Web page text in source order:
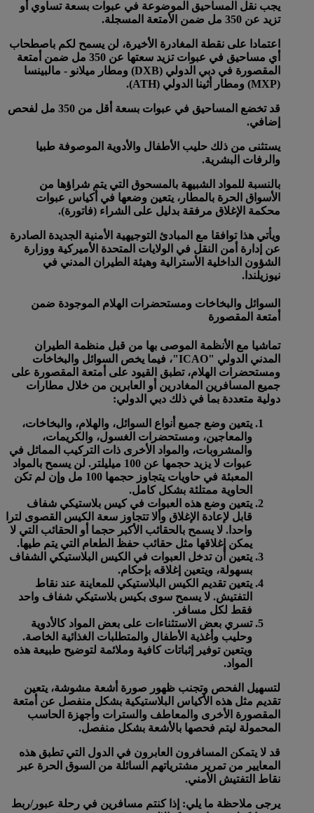
يجب نقل المساحيق الموضوعة في عبوات بسعة تساوي أو
تزيد عن 350 مل ضمن الأمتعة المسجلة.
اعتمادا على نقطة المغادرة الأخيرة، لن يسمح لكم باصطحاب
أي مساحيق في عبوات تزيد سعتها عن 350 مل ضمن أمتعة
المقصورة في دبي الدولي (DXB) ومطار ميلانو - مالبينسا
(MXP) ومطار أثينا الدولي (ATH).
قد تخضع المساحيق في عبوات بسعة أقل من 350 مل لفحص
إضافي.
يستثنى من ذلك حليب الأطفال والأدوية الموصوفة طبيا
والرفات البشرية.
بالنسبة للمواد الشبيهة بالمسحوق التي يتم شراؤها من
الأسواق الحرة بالمطار، يتعين وضعها في أكياس عبوات
محكمة الإغلاق مرفقة بدليل على الشراء (فاتورة).
ويأتي هذا توافقا مع المبادئ التوجيهية الأمنية الجديدة الصادرة
عن إدارة أمن النقل في الولايات المتحدة الأميركية ووزارة
الشؤون الداخلية الأسترالية وهيئة الطيران المدني في
نيوزيلندا.
السوائل والبخاخات ومستحضرات الهلام الموجودة ضمن
أمتعة المقصورة
تماشيا مع الأنظمة الموصى بها من قبل منظمة الطيران
المدني الدولي "ICAO"، فيما يخص السوائل والبخاخات
ومستحضرات الهلام، تطبق القيود على أمتعة المقصورة على
جميع المسافرين المغادرين أو العابرين من خلال مطارات
دولية متعددة بما في ذلك دبي الدولي:
يتعين وضع جميع أنواع السوائل، والهلام، والبخاخات،
والمعاجين، ومستحضرات الغسول، والكريمات،
والمشروبات، والمواد الأخرى ذات التركيب المماثل في
عبوات لا يزيد حجمها عن 100 ميليلتر
. لن يسمح بالمواد
المعبئة في حاويات يتجاوز حجمها 100 مل وإن لم تكن
الحاوية ممتلئة بشكل كامل.
يتعين وضع هذه العبوات في كيس بلاستيكي شفاف
قابل لإعادة الإغلاق وألا تتجاوز سعة الكيس القصوى لترا
واحدا . لا يسمح بالحقائب الأكبر حجما أو الحقائب التي لا
يمكن إغلاقها مثل حقائب حفظ الطعام التي يتم طيها.
يتعين أن تدخل العبوات في الكيس البلاستيكي الشفاف
بسهولة، ويتعين إغلاقه بإحكام.
يتعين تقديم الكيس البلاستيكي للمعاينة عند نقاط
التفتيش. لا يسمح سوى بكيس بلاستيكي شفاف واحد
فقط لكل مسافر.
تسري بعض الاستثناءات على بعض المواد كالأدوية
وحليب وأغذية الأطفال والمتطلبات الغذائية الخاصة.
ويتعين توفير إثباتات كافية وملائمة لتوضيح طبيعة هذه
المواد.
لتسهيل الفحص وتجنب ظهور صورة أشعة مشوشة، يتعين
تقديم مثل هذه الأكياس البلاستيكية بشكل منفصل عن أمتعة
المقصورة الأخرى والمعاطف والسترات وأجهزة الحاسب
المحمولة ليتم فحصها بالأشعة بشكل منفصل.
قد لا يتمكن المسافرون العابرون في الدول التي تطبق هذه
المعايير من تمرير مشترياتهم السائلة من السوق الحرة عبر
نقاط التفتيش الأمني.
يرجى ملاحظة ما يلي: إذا كنتم مسافرين في رحلة عبور/ربط